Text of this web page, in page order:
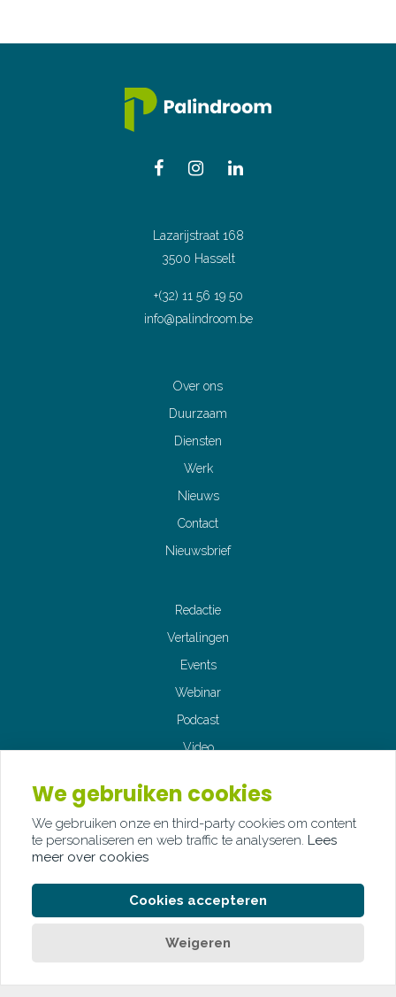
Lazarijstraat 168
3500 Hasselt
+(32) 11 56 19 50
info@palindroom.be
Over ons
Duurzaam
Diensten
Werk
Nieuws
Contact
Nieuwsbrief
Redactie
Vertalingen
Events
Webinar
Podcast
Video
We gebruiken cookies
We gebruiken onze en third-party cookies om content
te personaliseren en web traffic te analyseren. Lees
meer over cookies
Cookies accepteren
Weigeren